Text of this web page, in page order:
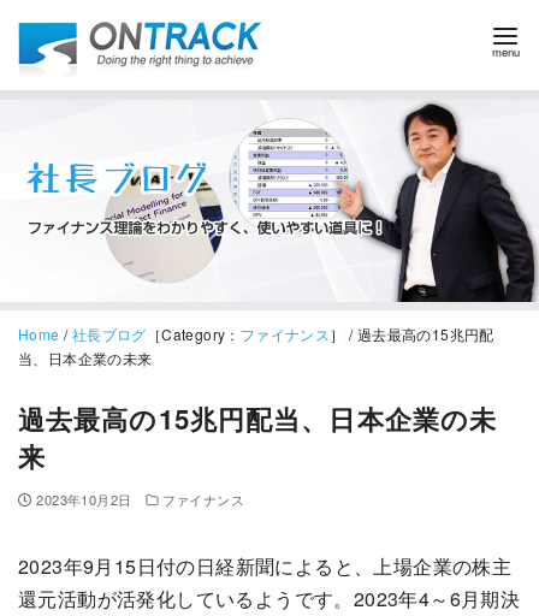
Home /社長ブログ ［Category： ファイナンス ］ / 過去最高の15兆円配
当、日本企業の未来
過去最高の15兆円配当、日本企業の未
来
2023年10月2日 ファイナンス
2023年9月15日付の日経新聞によると、上場企業の株主
還元活動が活発化しているようです。2023年4～6月期決